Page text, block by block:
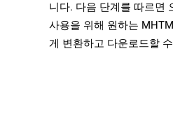
니다. 다음 단계를 따르면
사용을 위해 원하는
게 변환하고 다운로드할